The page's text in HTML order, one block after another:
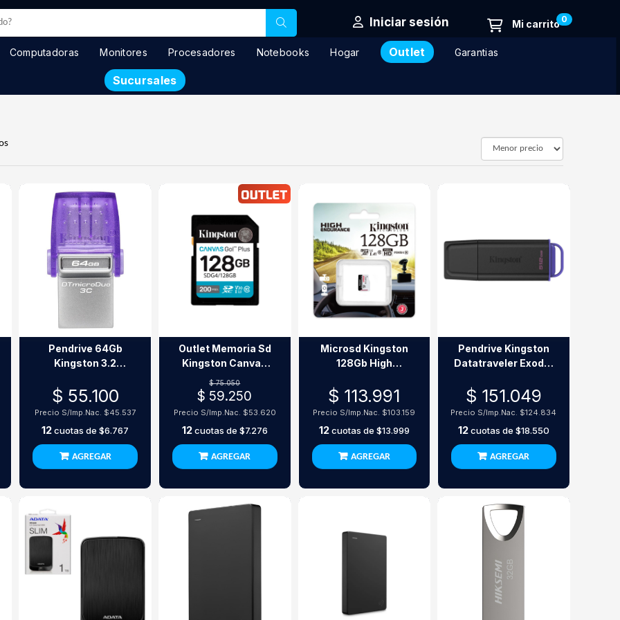
Iniciar sesión 0
Computadoras Monitores Procesadores Notebooks Hogar Outlet Garantias
Sucursales
Pendrive 64Gb
Kingston 3.2
A+Usb-C
$ 55.100
Precio S/Imp.Nac. $45.537
12cuotas de$6.767
AGREGAR
Outlet Memoria Sd
Kingston Canvas
Go! Plus 128Gb 4K
$ 75.050
$ 59.250
Precio S/Imp.Nac. $53.620
12cuotas de $7.276
AGREGAR
Microsd Kingston
128Gb High
Sdce/128Gb
$ 113.991
Precio S/Imp.Nac. $103.159
12cuotas de $13.999
AGREGAR
Pendrive Kingston
Datatraveler Exodia
$ 151.049
Precio S/Imp.Nac. $124.834
12cuotas de $18.550
AGREGAR